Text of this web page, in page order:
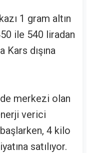
1 gram altın
ile 540 liradan
Kars dışına
merkezi olan
verici
4 kilo
satılıyor.